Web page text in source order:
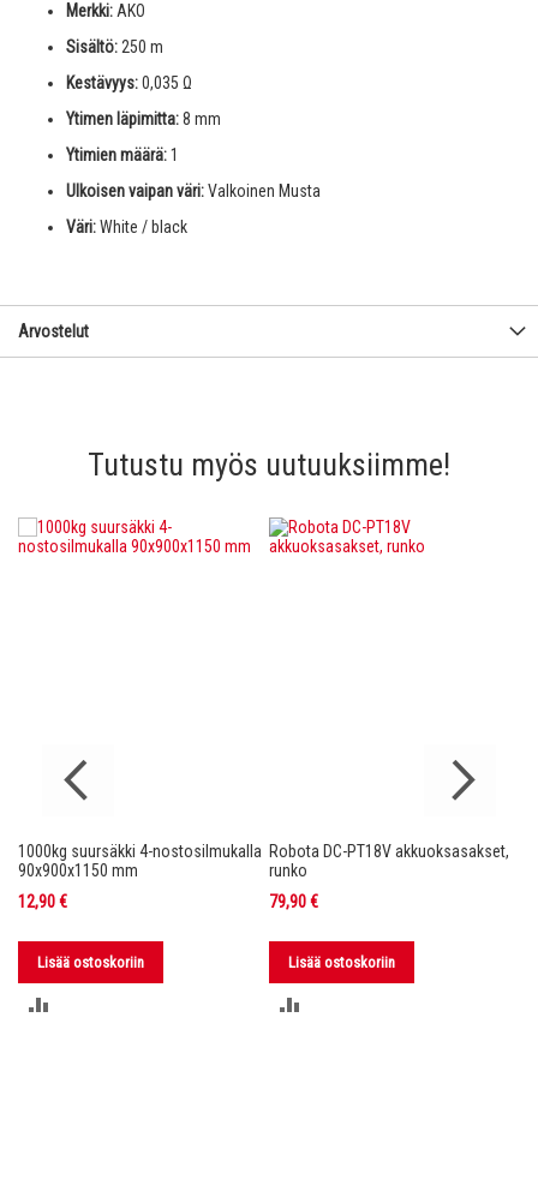
Merkki:AKO
Sisältö:250 m
Kestävyys:0,035 Ω
Ytimen läpimitta:8 mm
Ytimien määrä:1
Ulkoisen vaipan väri:Valkoinen Musta
Väri:White / black
Arvostelut
Tutustu myös uutuuksiimme!
1000kg suursäkki 4-nostosilmukalla
90x900x1150 mm
12,90 €
Lisää ostoskoriin
Robota DC-PT18V akkuoksasakset,
runko
79,90 €
Lisää ostoskoriin